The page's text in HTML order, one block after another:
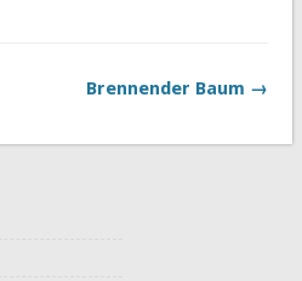
Brennender Baum →